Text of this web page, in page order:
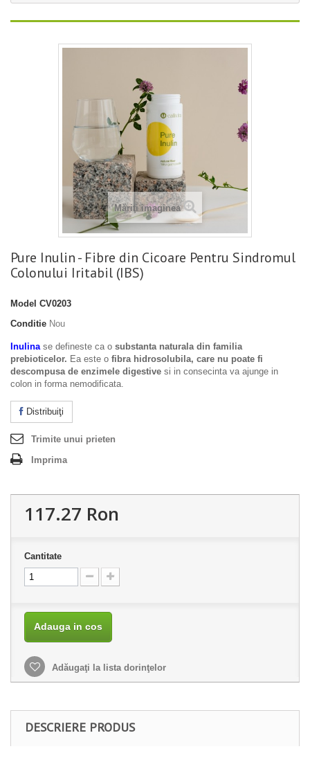
Măriţi imaginea
Pure Inulin - Fibre din Cicoare Pentru Sindromul
Colonului Iritabil (IBS)
Model CV0203
Conditie Nou
Inulinase defineste ca o substanta naturala din familia
prebioticelor. Ea este o fibra hidrosolubila, care nu poate fi
descompusa de enzimele digestive si in consecinta va ajunge in
colon in forma nemodificata.
Distribuiţi
Trimite unui prieten
Imprima
117.27 Ron
Cantitate
Adauga in cos
Adăugaţi la lista dorinţelor
DESCRIERE PRODUS